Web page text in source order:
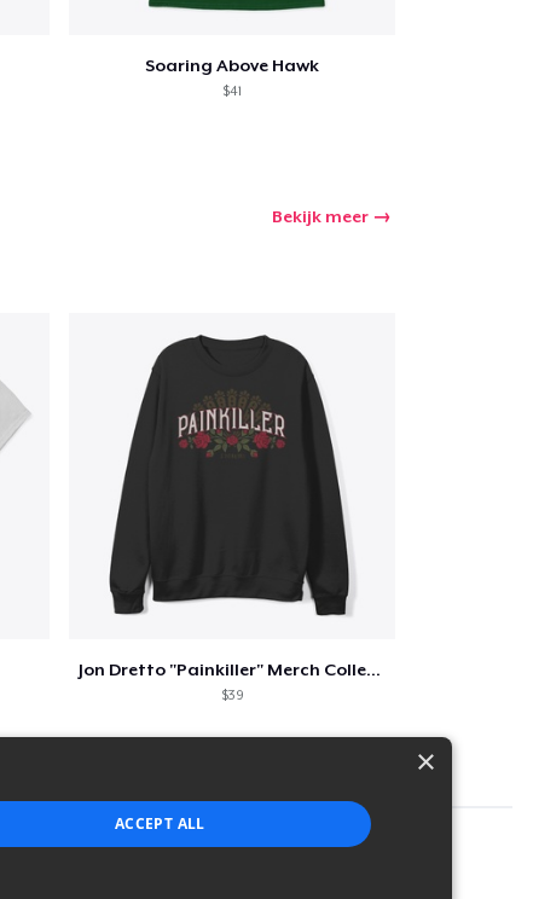
Soaring Above Hawk
$41
Bekijk meer
Jon Dretto "Painkiller" Merch Collection
$39
×
ACCEPT ALL